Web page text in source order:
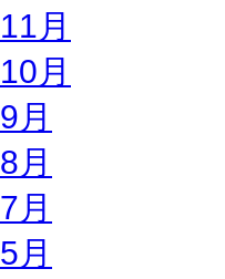
11月
10月
9月
8月
7月
5月